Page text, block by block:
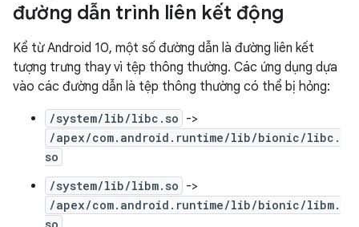
đường dẫn trình liên kết động
Kể từ Android 10, một số đường dẫn là đường liên kết
tượng trưng thay vì tệp thông thường. Các ứng dụng dựa
vào các đường dẫn là tệp thông thường có thể bị hỏng:
/system/lib/libc.so ->
/apex/com.android.runtime/lib/bionic/libc.
so
/system/lib/libm.so ->
/apex/com.android.runtime/lib/bionic/libm.